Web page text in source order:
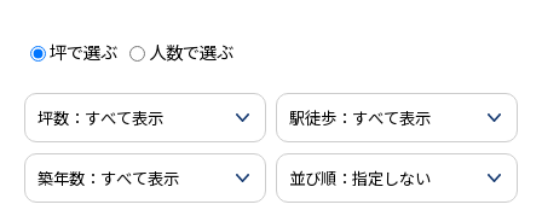
坪で選ぶ 人数で選ぶ